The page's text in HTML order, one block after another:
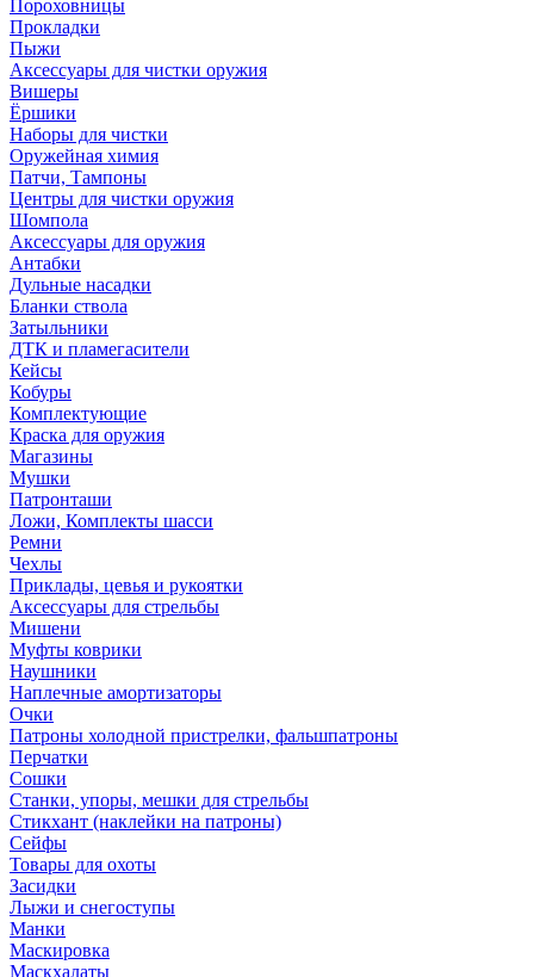
Пороховницы
Прокладки
Пыжи
Аксессуары для чистки оружия
Вишеры
Ёршики
Наборы для чистки
Оружейная химия
Патчи, Тампоны
Центры для чистки оружия
Шомпола
Аксессуары для оружия
Антабки
Дульные насадки
Бланки ствола
Затыльники
ДТК и пламегасители
Кейсы
Кобуры
Комплектующие
Краска для оружия
Магазины
Мушки
Патронташи
Ложи, Комплекты шасси
Ремни
Чехлы
Приклады, цевья и рукоятки
Аксессуары для стрельбы
Мишени
Муфты коврики
Наушники
Наплечные амортизаторы
Очки
Патроны холодной пристрелки, фальшпатроны
Перчатки
Сошки
Станки, упоры, мешки для стрельбы
Стикхант (наклейки на патроны)
Сейфы
Товары для охоты
Засидки
Лыжи и снегоступы
Манки
Маскировка
Маскхалаты